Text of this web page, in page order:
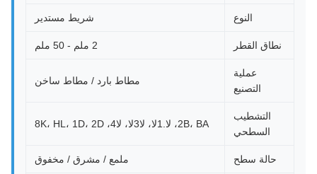
شريط مستدير
نطاق القطر
التصنيع
مطاط بارد / مطاط ساخن
التشطيب
السطحي
2B، BA، لا.1لا، لا3لا، لا4، 8K، HL، 1D، 2D
حالة سطح ملمع / مشرق / مخفوق